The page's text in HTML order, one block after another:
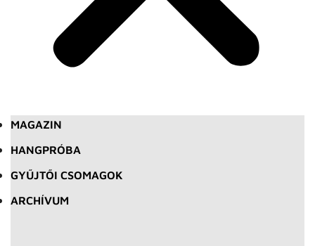
MAGAZIN
HANGPRÓBA
GYŰJTŐI CSOMAGOK
ARCHÍVUM